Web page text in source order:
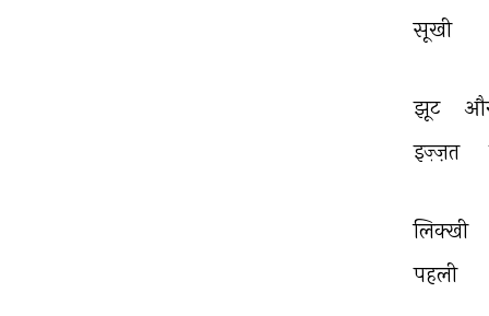
सूखी
झूट
इज़्ज़त
लिक्खी
पहली